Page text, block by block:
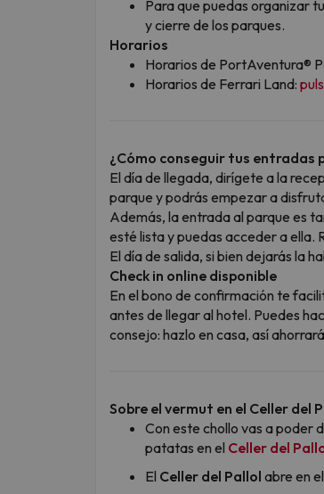
Para que puedas organizar
y cierre de los parques.
Horarios
Horarios de PortAventura®
Horarios de Ferrari Land:
¿Cómo conseguir tus entradas
El día de llegada, dirígete a la
parque y podrás empezar a
Además, la entrada al parque es
esté lista y puedas acceder a ella.
El día de salida, si bien dejarás la
Check in online disponible
En el bono de confirmación te
antes de llegar al hotel. Puedes
consejo: hazlo en casa, así
Sobre el vermut en el Celler del
Con este chollo vas a poder
patatas en el Celler del
El Celler del Pallol abre en